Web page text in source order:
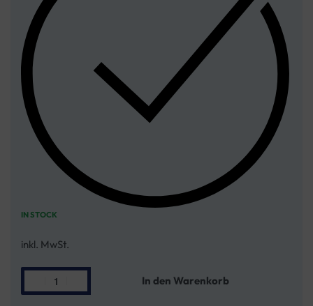
IN STOCK
inkl. MwSt.
In den Warenkorb